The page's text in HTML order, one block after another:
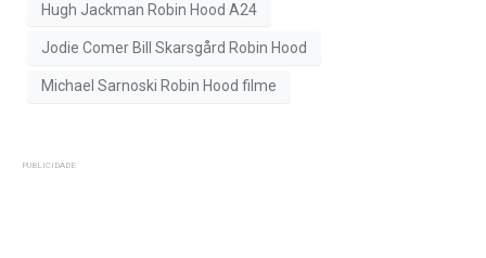
Hugh Jackman Robin Hood A24
Jodie Comer Bill Skarsgård Robin Hood
Michael Sarnoski Robin Hood filme
PUBLICIDADE